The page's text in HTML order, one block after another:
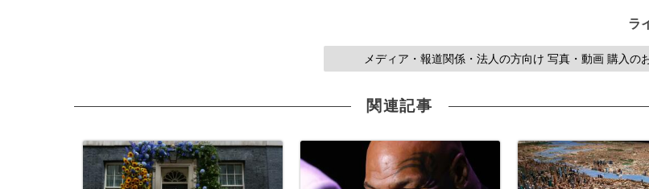
ラ
メディア・報道関係・法人の方向け 写真・動画 購入の
関連記事